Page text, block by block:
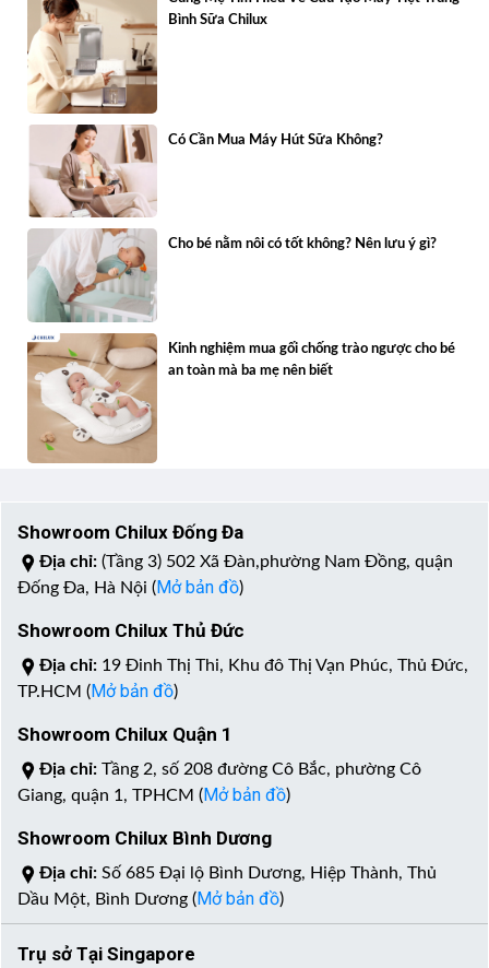
Bình Sữa Chilux
Có Cần Mua Máy Hút Sữa Không?
Cho bé nằm nôi có tốt không? Nên lưu ý gì?
Kinh nghiệm mua gối chống trào ngược cho bé
an toàn mà ba mẹ nên biết
Showroom Chilux Đống Đa
Địa chỉ: (Tầng 3) 502 Xã Đàn,phường Nam Đồng, quận
Đống Đa, Hà Nội (Mở bản đồ)
Showroom Chilux Thủ Đức
Địa chỉ: 19 Đinh Thị Thi, Khu đô Thị Vạn Phúc, Thủ Đức,
TP.HCM (Mở bản đồ)
Showroom Chilux Quận 1
Địa chỉ: Tầng 2, số 208 đường Cô Bắc, phường Cô
Giang, quận 1, TPHCM (Mở bản đồ)
Showroom Chilux Bình Dương
Địa chỉ: Số 685 Đại lộ Bình Dương, Hiệp Thành, Thủ
Dầu Một, Bình Dương (Mở bản đồ)
Trụ sở Tại Singapore